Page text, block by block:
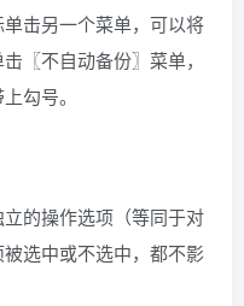
击另一个菜单，可以将
〖不自动备份〗菜单，
勾号。
的操作选项（等同于对
选中或不选中，都不影